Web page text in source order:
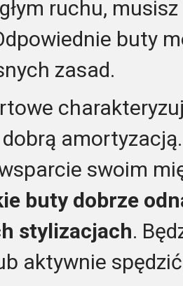
ruchu,
buty
zasad.
swoim
buty dobrze
stylizacjach.
aktywnie